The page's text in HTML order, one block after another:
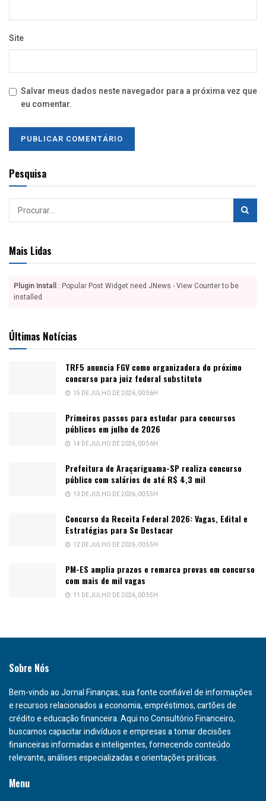
Site
Salvar meus dados neste navegador para a próxima vez que
eu comentar.
Pesquisa
Mais Lidas
Plugin Install : Popular Post Widget need JNews - View Counter to be
installed
Últimas Notícias
TRF5 anuncia FGV como organizadora do próximo
concurso para juiz federal substituto
15 DE JULHO DE 2026, 00:56H
Primeiros passos para estudar para concursos
públicos em julho de 2026
14 DE JULHO DE 2026, 00:56H
Prefeitura de Araçariguama-SP realiza concurso
público com salários de até R$ 4,3 mil
13 DE JULHO DE 2026, 00:55H
Concurso da Receita Federal 2026: Vagas, Edital e
Estratégias para Se Destacar
12 DE JULHO DE 2026, 00:55H
PM-ES amplia prazos e remarca provas em concurso
com mais de mil vagas
11 DE JULHO DE 2026, 00:55H
Sobre Nós
Bem-vindo ao Jornal Finanças, sua fonte confiável de informações
e recursos relacionados a economia, empréstimos, cartões de
crédito e educação financeira. Aqui no Consultório Financeiro,
buscamos capacitar indivíduos e empresas a tomar decisões
financeiras informadas e inteligentes, fornecendo conteúdo
relevante, análises especializadas e orientações práticas.
Menu